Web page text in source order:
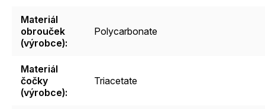
Materiál
obrouček
(výrobce):
Polycarbonate
Materiál
čočky
(výrobce):
Triacetate